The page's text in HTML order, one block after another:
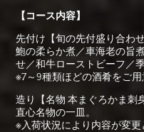
【コース内容】
先付け【旬の先付盛り合わせ
鮑の柔らか煮／車海老の旨
せ／和牛ローストビーフ／
※7～9種類ほどの酒肴をご用
造り【名物 本まぐろかま刺
直心名物の一皿。
※入荷状況により内容が変更